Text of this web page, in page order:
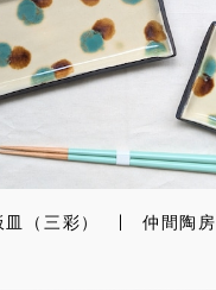
皿（三彩） | 仲間陶房